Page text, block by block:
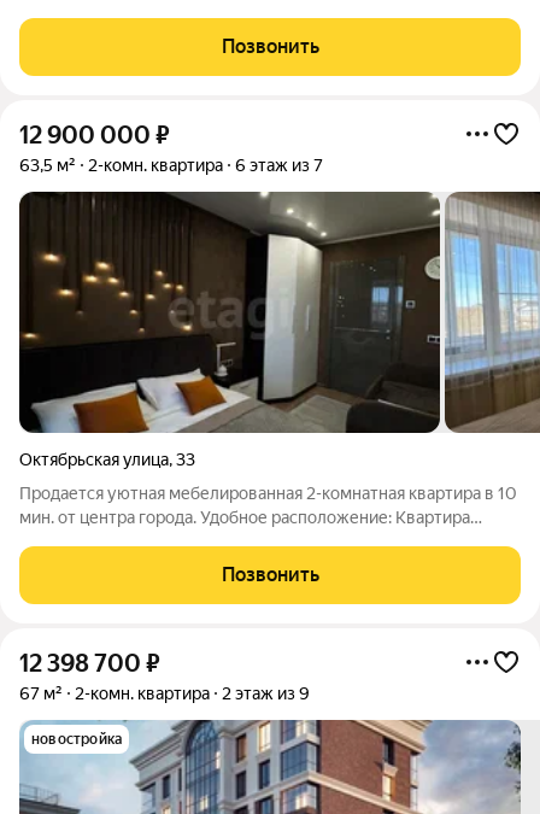
Позвонить
12 900 000 ₽
63,5 м² 2-комн. квартира 6 этаж из 7
Октябрьская улица,33
Продается уютная мебелированная 2-комнатная квартира в 10
мин. от центра города. Удобное расположение: Квартира
постройки, имеется лифт. Во дворе дома теплый подземный
паркинг. Отдельное помещение
Позвонить
12 398 700 ₽
67 м² 2-комн. квартира 2 этаж из 9
новостройка